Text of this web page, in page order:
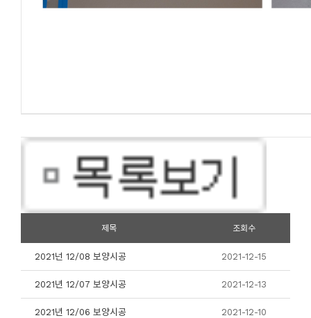
제목 조회수
2021넌 12/08 보양시공 2021-12-15
2021년 12/07 보양시공 2021-12-13
2021년 12/06 보양시공 2021-12-10